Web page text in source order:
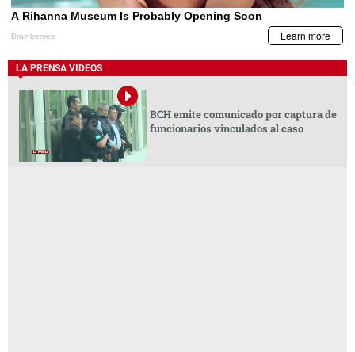
LA PRENSA VIDEOS
BCH emite comunicado por captura de
funcionarios vinculados al caso